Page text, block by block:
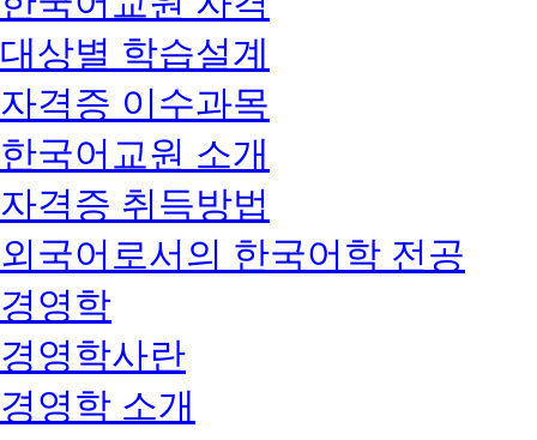
대상별 학습설계
자격증 이수과목
한국어교원 소개
자격증 취득방법
외국어로서의 한국어학 전공
경영학
경영학사란
경영학 소개